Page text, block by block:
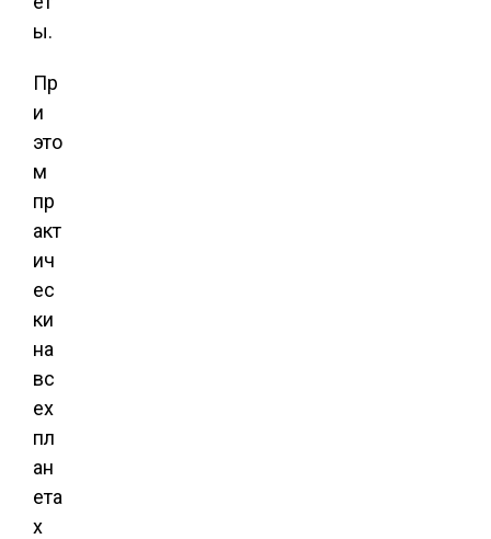
ы.
Пр
и
это
м
пр
акт
ич
ес
ки
на
вс
ех
пл
ан
ета
х